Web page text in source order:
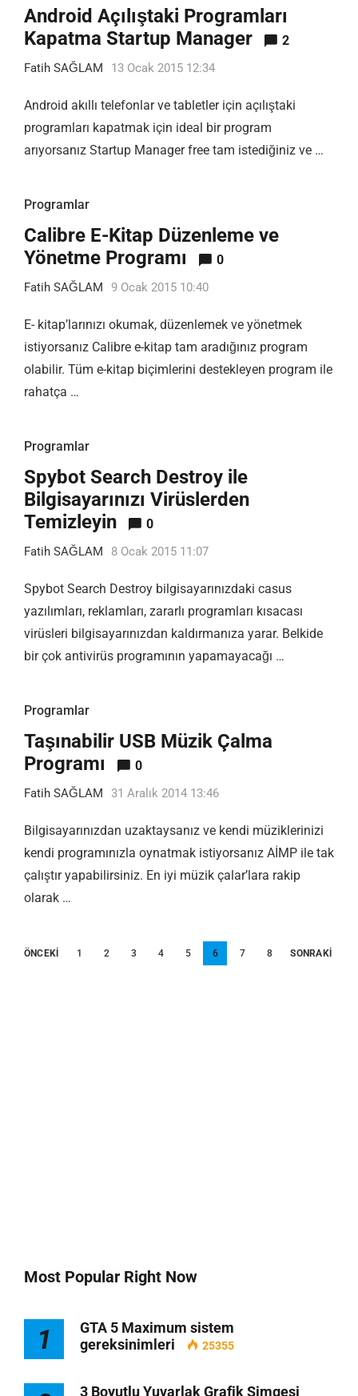
Android Açılıştaki Programları
Kapatma Startup Manager
2
Fatih SAĞLAM 13 Ocak 2015 12:34
Android akıllı telefonlar ve tabletler için açılıştaki
programları kapatmak için ideal bir program
arıyorsanız Startup Manager free tam istediğiniz ve …
Programlar
Calibre E-Kitap Düzenleme ve
Yönetme Programı
0
Fatih SAĞLAM 9 Ocak 2015 10:40
E- kitap’larınızı okumak, düzenlemek ve yönetmek
istiyorsanız Calibre e-kitap tam aradığınız program
olabilir. Tüm e-kitap biçimlerini destekleyen program ile
rahatça …
Programlar
Spybot Search Destroy ile
Bilgisayarınızı Virüslerden
Temizleyin
0
Fatih SAĞLAM 8 Ocak 2015 11:07
Spybot Search Destroy bilgisayarınızdaki casus
yazılımları, reklamları, zararlı programları kısacası
virüsleri bilgisayarınızdan kaldırmanıza yarar. Belkide
bir çok antivirüs programının yapamayacağı …
Programlar
Taşınabilir USB Müzik Çalma
Programı
0
Fatih SAĞLAM 31 Aralık 2014 13:46
Bilgisayarınızdan uzaktaysanız ve kendi müziklerinizi
kendi programınızla oynatmak istiyorsanız AİMP ile tak
çalıştır yapabilirsiniz. En iyi müzik çalar’lara rakip
olarak …
Yazı
ÖNCEKI 1 2 3 4 5 6 7 8 SONRAKI
Most Popular Right Now
1
GTA 5 Maximum sistem
gereksinimleri
25355
3 Boyutlu Yuvarlak Grafik Simgesi